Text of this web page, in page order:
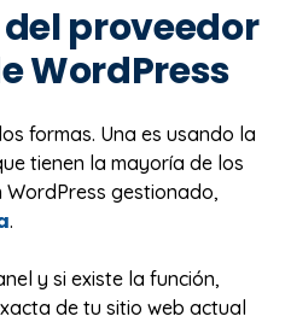
proveedor
WordPress
formas. Una es usando la
tienen la mayoría de los
gestionado,
.
y si existe la función,
de tu sitio web actual